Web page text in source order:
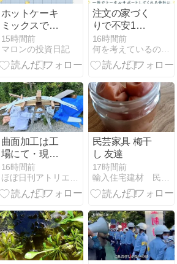
ホットケーキ
ミックスで
「バナナとブ
ルーベリーケ
ーキ」😋〜
15時間前
マロンの投資日記
注文の家づく
りで不安1位
「資金計
画」。トータ
ルサポートの
79％
16時間前
何を考えているの！？松下社長
曲面加工は工
場にて・現場
にて
16時間前
民芸家具 梅干
し 友達
17時間前